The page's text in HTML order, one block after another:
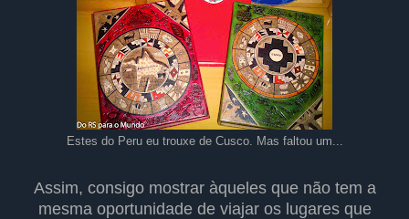
Estes do Peru eu trouxe de Cusco. Mas faltou um...
Assim, consigo mostrar àqueles que não tem a
mesma oportunidade de viajar os lugares que